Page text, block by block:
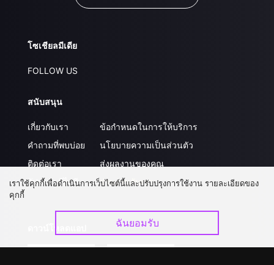
โซเชียลมีเดีย
FOLLOW US
สนับสนุน
เกี่ยวกับเรา
คำถามที่พบบ่อย
ติดต่อเรา
อัปเกรด วีไอพี
ข้อกำหนดในการให้บริการ
นโยบายความเป็นส่วนตัว
ส่งผลงานของคุณ
ร่วมงานกับเรา
เราใช้คุกกี้เพื่อดำเนินการเว็บไซต์นี้และปรับปรุงการใช้งาน รายละเอียดของ
คุกกี้
ฉันยอมรับ